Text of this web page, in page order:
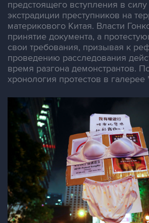
предстоящего вступления в
экстрадиции преступников на
материкового Китая. Власти
принятие документа, а
свои требования, призывая к
проведению расследования
время разгона демонстрантов.
хронология протестов в